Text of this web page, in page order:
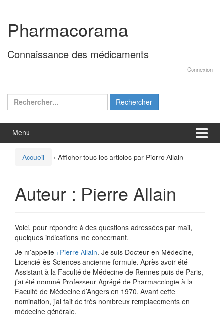
contenu
menu
principal
Pharmacorama
Connaissance des médicaments
Connexion
Rechercher :
Menu
Accueil › Afficher tous les articles par Pierre Allain
Auteur : Pierre Allain
Voici, pour répondre à des questions adressées par mail,
quelques indications me concernant.
Je m’appelle +Pierre Allain. Je suis Docteur en Médecine,
Licencié-ès-Sciences ancienne formule. Après avoir été
Assistant à la Faculté de Médecine de Rennes puis de Paris,
j’ai été nommé Professeur Agrégé de Pharmacologie à la
Faculté de Médecine d’Angers en 1970. Avant cette
nomination, j’ai fait de très nombreux remplacements en
médecine générale.